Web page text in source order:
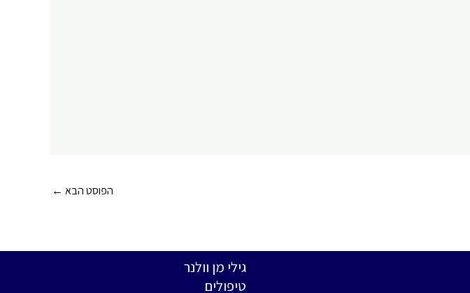
הפוסט הבא ←
גילי מן וולנר
טיפולים